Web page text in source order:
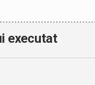
executat